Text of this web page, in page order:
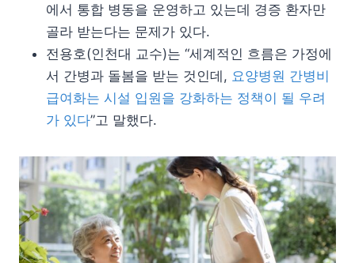
에서 통합 병동을 운영하고 있는데 경증 환자만
골라 받는다는 문제가 있다.
전용호(인천대 교수)는 “세계적인 흐름은 가정에
서 간병과 돌봄을 받는 것인데, 요양병원 간병비
급여화는 시설 입원을 강화하는 정책이 될 우려
가 있다”고 말했다.